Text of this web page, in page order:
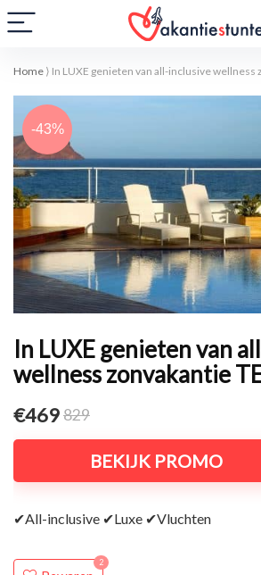
Home ⟩ In LUXE genieten van all-inclusive wellness
-43%
In LUXE genieten van
wellness zonvakantie
€469829
BEKIJK PROMO
✔All-inclusive ✔Luxe ✔Vluchten
2